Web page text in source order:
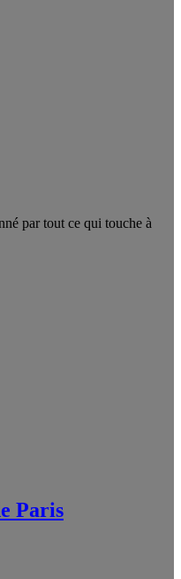
par tout ce qui touche à
Paris